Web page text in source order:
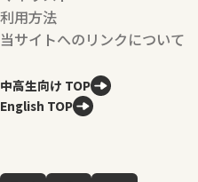
利用方法
当サイトへのリンクについて
中高生向け TOP
English TOP